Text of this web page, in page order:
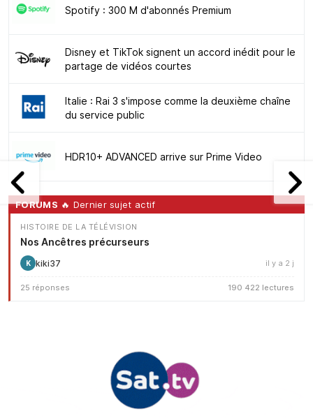
Spotify : 300 M d'abonnés Premium
Disney et TikTok signent un accord inédit pour le
partage de vidéos courtes
Italie : Rai 3 s'impose comme la deuxième chaîne
du service public
HDR10+ ADVANCED arrive sur Prime Video
FORUMS 🔥 Dernier sujet actif
HISTOIRE DE LA TÉLÉVISION
Nos Ancêtres précurseurs
K kiki37 il y a 2 j
25 réponses 190 422 lectures